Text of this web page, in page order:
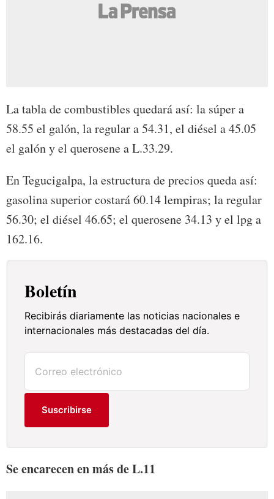
La tabla de combustibles quedará así: la súper a
58.55 el galón, la regular a 54.31, el diésel a 45.05
el galón y el querosene a L.33.29.
En Tegucigalpa, la estructura de precios queda así:
gasolina superior costará 60.14 lempiras; la regular
56.30; el diésel 46.65; el querosene 34.13 y el lpg a
162.16.
Boletín
Recibirás diariamente las noticias nacionales e
internacionales más destacadas del día.
Suscribirse
Se encarecen en más de L.11